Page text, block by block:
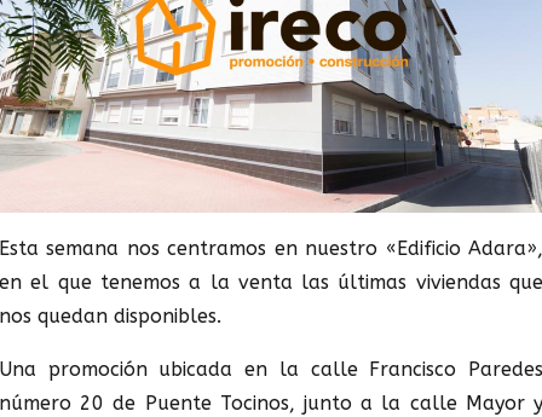
Esta semana nos centramos en nuestro «Edificio Adara»,
en el que tenemos a la venta las últimas viviendas que
nos quedan disponibles.
Una promoción ubicada en la calle Francisco Paredes
número 20 de Puente Tocinos, junto a la calle Mayor y